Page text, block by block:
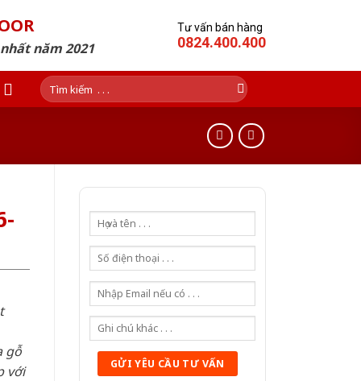
năm 2021
Tư vấn bán hàng
0824.400.400
Tìm
kiếm:
gỗ
với